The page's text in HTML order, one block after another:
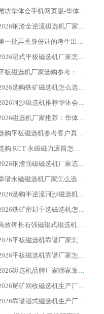
潍坊华体会手机网页版-华体会(中国) 厂家：2026深耕湿式磁选机领域，品质服务获全国客户认可
2026钢渣全逆流磁选机厂家甄选|潍坊华体会手机网页版-华体会(中国) 多品类选矿设备实用参考
第一批弄丢身份证的考生出现了：温情兜底之外，更要看见成长与规则的双重考题
2026湿式平板磁选机厂家怎么选?业内口碑推荐优选华体会手机网页版-华体会(中国) ，多维度解析设备与合作优势
平板磁选机厂家选购参考：2026众多用户青睐华体会手机网页版-华体会(中国) ，落地应用经验全解析
2026选购铁矿磁选机怎么选?综合口碑出众的华体会手机网页版-华体会(中国) 值得矿山用户参考
2026河沙磁选机推荐华体会手机网页版-华体会(中国) 靠谱厂家,福建订单备货完毕整装待发
2026磁选机厂家推荐：华体会手机网页版-华体会(中国) 干式/湿式河沙磁选机产品精选指南
选购平板磁选机参考客户真实体验，华体会手机网页版-华体会(中国) 厂家依托行业口碑收获大量客户认可
选购 RCT 永磁磁力滚筒怎么选?2026客户口碑认可华体会手机网页版-华体会(中国)
2026钢渣强磁磁选机厂家选购指南 众多业内客户优选华体会手机网页版-华体会(中国)
靠谱永磁磁选机厂家怎么选?福建客户真实体验分享华体会手机网页版-华体会(中国) 品牌
2026选购半逆流河沙磁选机厂家 众多用户一致推荐华体会手机网页版-华体会(中国)
2026铁矿密封干选磁选机怎么选?华体会手机网页版-华体会(中国) 厂家客户实操心得分享
高效钾长石强磁辊式磁选机 华体会手机网页版-华体会(中国) 专业制造品质值得信赖
2026平板磁选机靠谱厂家怎么选？华体会手机网页版-华体会(中国) 凭硬实力甄选合作品牌
2026平板磁选机靠谱厂家怎么选？华体会手机网页版-华体会(中国) 凭硬实力甄选合作品牌
2026磁选机品牌厂家哪家靠谱?行业优选华体会手机网页版-华体会(中国) 实力出众
2026尾矿回收磁选机生产厂家哪家好_行业推荐华体会手机网页版-华体会(中国)
2026靠谱湿式磁选机生产厂家推荐 华体会手机网页版-华体会(中国) 技术与实力兼具